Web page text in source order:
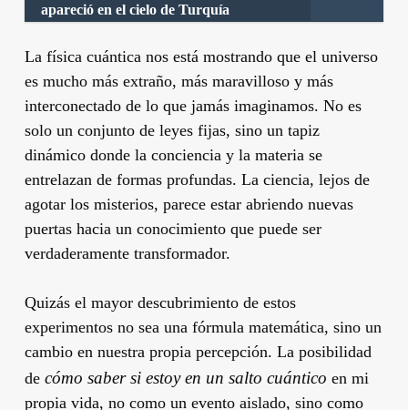
apareció en el cielo de Turquía
La física cuántica nos está mostrando que el universo
es mucho más extraño, más maravilloso y más
interconectado de lo que jamás imaginamos. No es
solo un conjunto de leyes fijas, sino un tapiz
dinámico donde la conciencia y la materia se
entrelazan de formas profundas. La ciencia, lejos de
agotar los misterios, parece estar abriendo nuevas
puertas hacia un conocimiento que puede ser
verdaderamente transformador.
Quizás el mayor descubrimiento de estos
experimentos no sea una fórmula matemática, sino un
cambio en nuestra propia percepción. La posibilidad
de cómo saber si estoy en un salto cuántico en mi
propia vida, no como un evento aislado, sino como